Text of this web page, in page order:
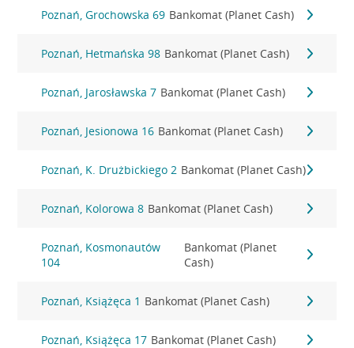
Poznań, Grochowska 69 Bankomat (Planet Cash)
Poznań, Hetmańska 98 Bankomat (Planet Cash)
Poznań, Jarosławska 7 Bankomat (Planet Cash)
Poznań, Jesionowa 16 Bankomat (Planet Cash)
Poznań, K. Drużbickiego 2 Bankomat (Planet Cash)
Poznań, Kolorowa 8 Bankomat (Planet Cash)
Poznań, Kosmonautów
104
Bankomat (Planet
Cash)
Poznań, Książęca 1 Bankomat (Planet Cash)
Poznań, Książęca 17 Bankomat (Planet Cash)